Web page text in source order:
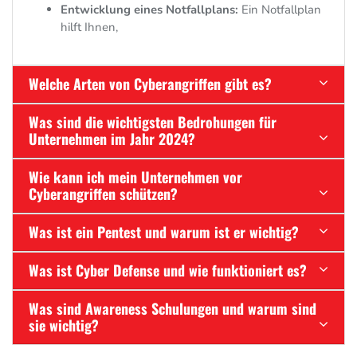
Entwicklung eines Notfallplans: Ein Notfallplan
hilft Ihnen,
Welche Arten von Cyberangriffen gibt es?
Was sind die wichtigsten Bedrohungen für
Unternehmen im Jahr 2024?
Wie kann ich mein Unternehmen vor
Cyberangriffen schützen?
Was ist ein Pentest und warum ist er wichtig?
Was ist Cyber Defense und wie funktioniert es?
Was sind Awareness Schulungen und warum sind
sie wichtig?